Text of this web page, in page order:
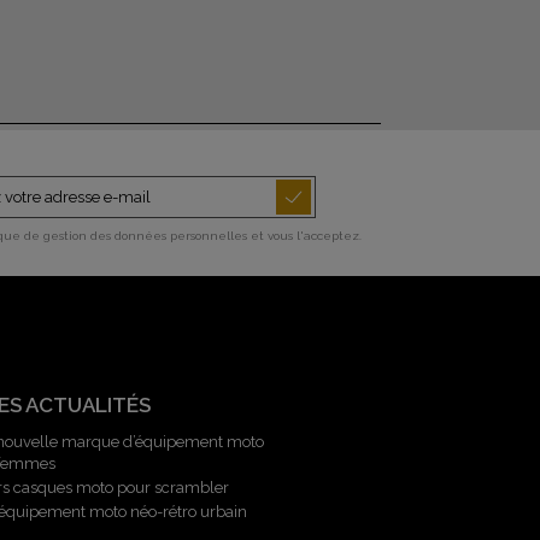
de gestion des données personnelles et vous l'acceptez.
ACTUALITÉS
marque d’équipement moto
casques moto pour scrambler
moto néo-rétro urbain